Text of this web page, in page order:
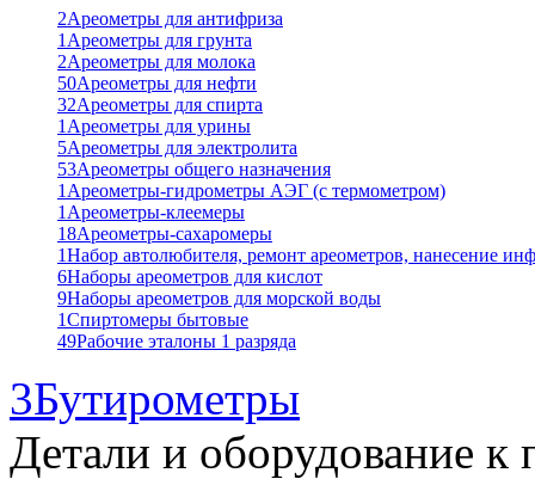
2Ареометры для антифриза
1 Ареометры для грунта
2Ареометры для молока
50Ареометры для нефти
32Ареометры для спирта
1 Ареометры для урины
5Ареометры для электролита
53Ареометры общего назначения
1 Ареометры-гидрометры АЭГ (с термометром)
1 Ареометры-клеемеры
18Ареометры-сахаромеры
1Набор автолюбителя, ремонт ареометров, нанесение
6Наборы ареометров для кислот
9Наборы ареометров для морской воды
1Спиртомеры бытовые
49Рабочие эталоны 1 разряда
3Бутирометры
Детали и оборудование к